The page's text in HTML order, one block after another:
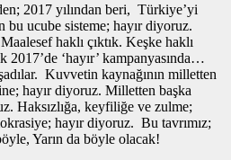
2017 yılından beri, Türkiye’yi
bu ucube sisteme; hayır diyoruz.
haklı çıktık. Keşke haklı
2017’de ‘hayır’ kampanyasında…
Kuvvetin kaynağının milletten
hayır diyoruz. Milletten başka
Haksızlığa, keyfiliğe ve zulme;
hayır diyoruz. Bu tavrımız;
Yarın da böyle olacak!